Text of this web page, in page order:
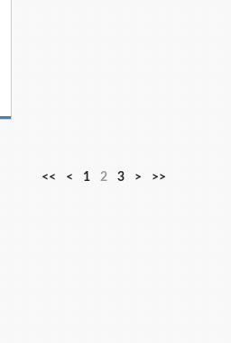
<< < 1 2 3 > >>